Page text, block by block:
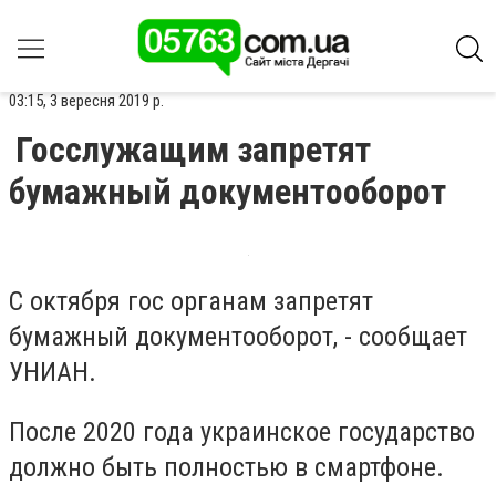
03:15, 3 вересня 2019 р.
Госслужащим запретят
бумажный документооборот
С октября гос органам запретят
бумажный документооборот, - сообщает
УНИАН.
После 2020 года украинское государство
должно быть полностью в смартфоне.